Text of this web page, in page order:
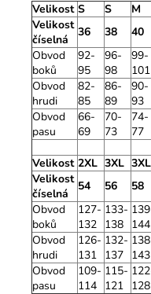
Velikost S S M
Velikost
číselná
36 38 40
Obvod
boků
92-
95
96-
98
99-
101
Obvod
hrudi
82-
85
86-
89
90-
93
Obvod
pasu
66-
69
70-
73
74-
77
Velikost 2XL 3XL 3XL
Velikost
číselná
54 56 58
Obvod
boků
127-
132
133-
138 144
Obvod
hrudi
126-
131
132-
137 143
Obvod
pasu
109-
114
115-
121 128